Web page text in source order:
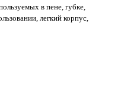
в пене, губке,
легкий корпус,